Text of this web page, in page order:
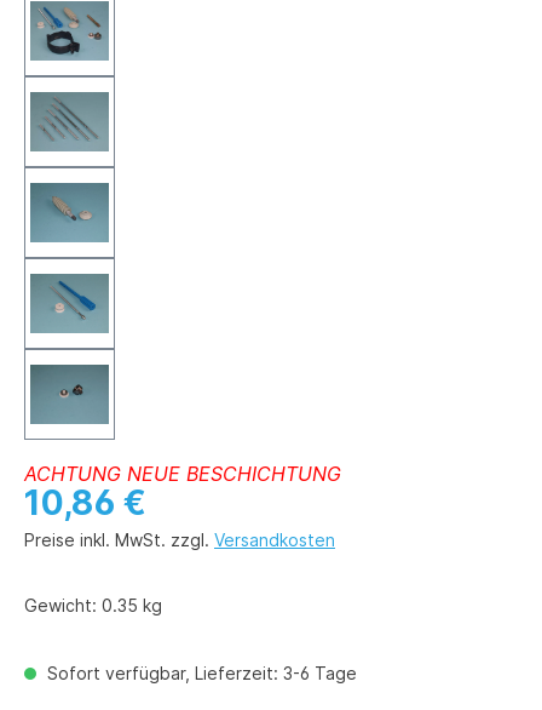
ACHTUNG NEUE BESCHICHTUNG
10,86 €
Preise inkl. MwSt. zzgl. Versandkosten
Gewicht: 0.35 kg
Sofort verfügbar, Lieferzeit: 3-6 Tage